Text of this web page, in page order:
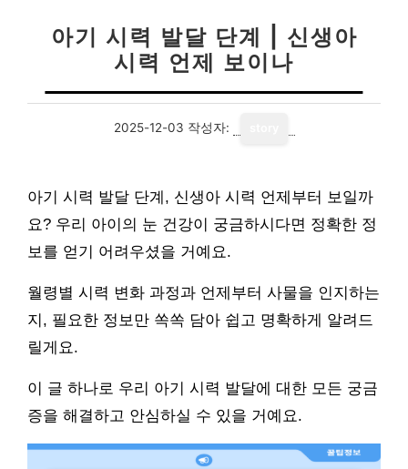
아기 시력 발달 단계 | 신생아
시력 언제 보이나
2025-12-03 작성자:
아기 시력 발달 단계, 신생아 시력 언제부터 보일까
요? 우리 아이의 눈 건강이 궁금하시다면 정확한 정
보를 얻기 어려우셨을 거예요.
월령별 시력 변화 과정과 언제부터 사물을 인지하는
지, 필요한 정보만 쏙쏙 담아 쉽고 명확하게 알려드
릴게요.
이 글 하나로 우리 아기 시력 발달에 대한 모든 궁금
증을 해결하고 안심하실 수 있을 거예요.